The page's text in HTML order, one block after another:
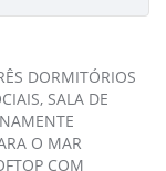
DORMITÓRIOS
SALA DE
O MAR
COM